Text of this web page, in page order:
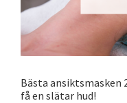
Bästa ansiktsmasken
få en slätar hud!